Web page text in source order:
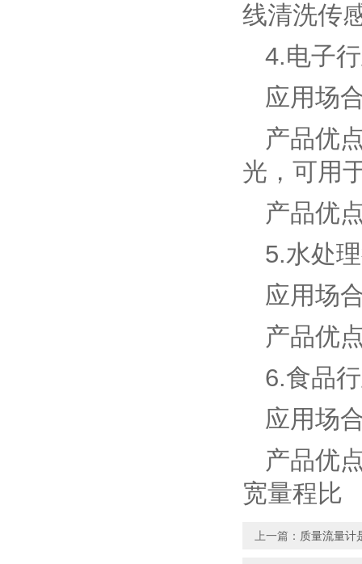
线清洗传
4.电子
应用场
产品优
光，可用
产品优
5.水处
应用场
产品优
6.食品
应用场
产品优
宽量程比
上一篇： 质量流量计